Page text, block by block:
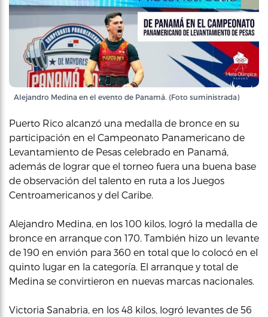
Alejandro Medina en el evento de Panamá. (Foto suministrada)
Puerto Rico alcanzó una medalla de bronce en su
participación en el Campeonato Panamericano de
Levantamiento de Pesas celebrado en Panamá,
además de lograr que el torneo fuera una buena base
de observación del talento en ruta a los Juegos
Centroamericanos y del Caribe.
Alejandro Medina, en los 100 kilos, logró la medalla de
bronce en arranque con 170. También hizo un levante
de 190 en envión para 360 en total que lo colocó en el
quinto lugar en la categoría. El arranque y total de
Medina se convirtieron en nuevas marcas nacionales.
Victoria Sanabria, en los 48 kilos, logró levantes de 56